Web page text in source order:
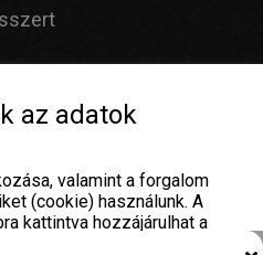
- 2026 |ÁSZF
az adatok
valamint a forgalom
(cookie) használunk. A
kattintva hozzájárulhat a